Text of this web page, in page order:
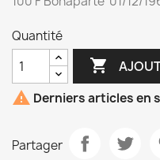
Quantité

 Derniers articles en
Partager